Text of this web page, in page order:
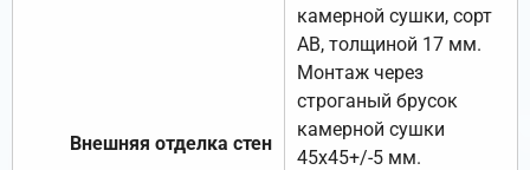
Внешняя отделка стен
камерной сушки, сорт
АВ, толщиной 17 мм.
Монтаж через
строганый брусок
камерной сушки
45х45+/-5 мм.